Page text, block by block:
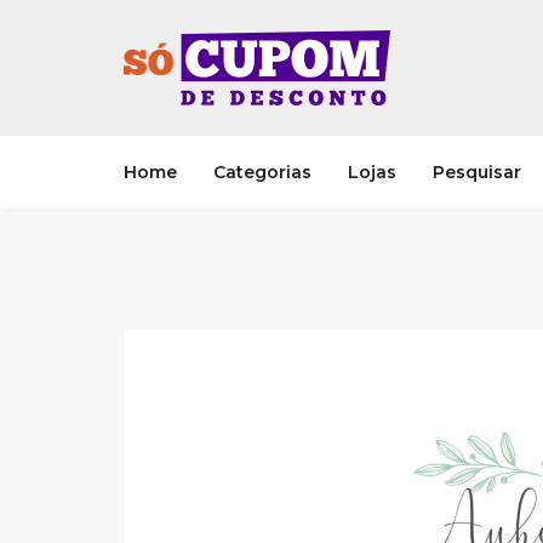
Home Categorias Lojas Pesquisar